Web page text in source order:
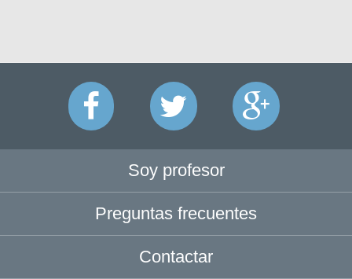
Soy profesor
Preguntas frecuentes
Contactar